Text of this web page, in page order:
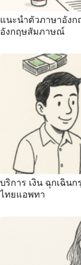
แนะนําตัวภาษาอัง
อังกฤษสัมภาษณ์
บริการ เงิน ฉุกเฉิน
ไทยแอพทา